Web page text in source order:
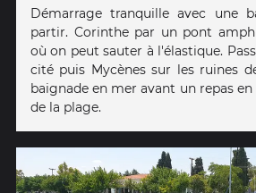
Démarrage tranquille avec une
partir. Corinthe par un pont
où on peut sauter à l'élastique.
cité puis Mycènes sur les ruines
baignade en mer avant un repas en
de la plage.